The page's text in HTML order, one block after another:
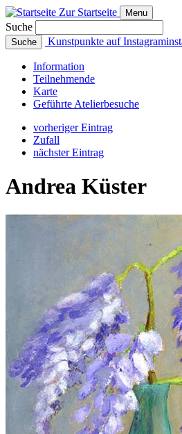
Zur Startseite Menu
Suche
Suche Kunstpunkte auf Instagram
Information
Teilnehmende
Karte
Geführte Atelierbesuche
vorheriger Eintrag
Zufall
nächster Eintrag
Andrea Küster